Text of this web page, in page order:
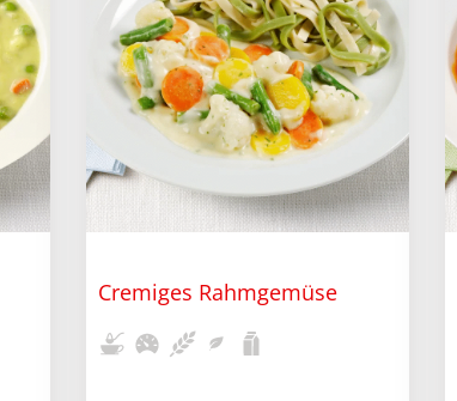
Cremiges Rahmgemüse